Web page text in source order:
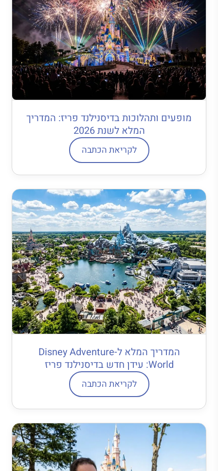
מופעים ותהלוכות בדיסנילנד פריז: המדריך
המלא לשנת 2026
לקריאת הכתבה
המדריך המלא ל-Disney Adventure
World: עידן חדש בדיסנילנד פריז
לקריאת הכתבה